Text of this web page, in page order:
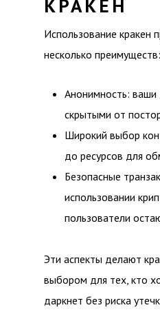
КРАКЕН
Использование кракен
несколько преимуществ:
Анонимность: ваши
скрытыми от
Широкий выбор
до ресурсов для
Безопасные
использовании
пользователи
Эти аспекты делают
выбором для тех, кто
даркнет без риска